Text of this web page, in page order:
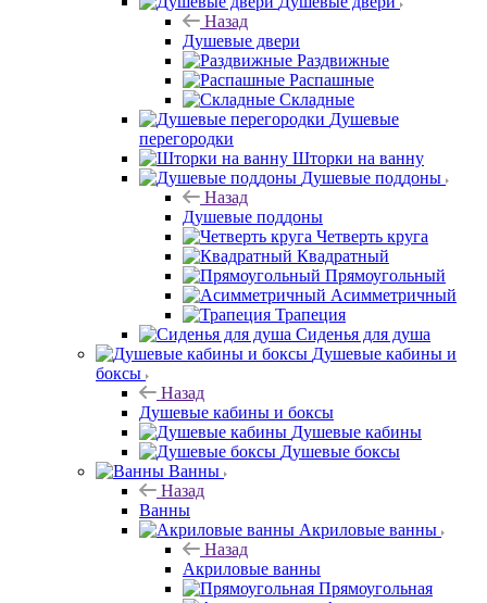
Назад
Душевые двери
Раздвижные
Распашные
Складные
Душевые
перегородки
Шторки на ванну
Душевые поддоны
Назад
Душевые поддоны
Четверть круга
Квадратный
Прямоугольный
Асимметричный
Трапеция
Сиденья для душа
Душевые кабины и
боксы
Назад
Душевые кабины и боксы
Душевые кабины
Душевые боксы
Ванны
Назад
Ванны
Акриловые ванны
Назад
Акриловые ванны
Прямоугольная